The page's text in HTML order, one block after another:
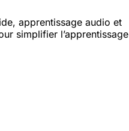
apprentissage audio et
simplifier l’apprentissage